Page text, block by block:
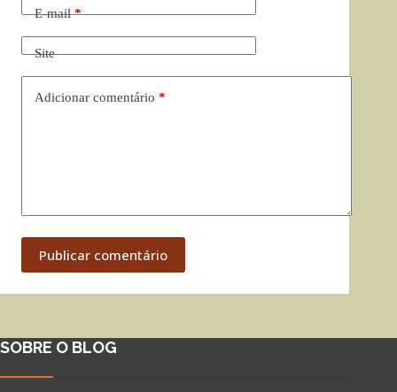
E-mail*
Site
Adicionar comentário *
Publicar comentário
SOBRE O BLOG